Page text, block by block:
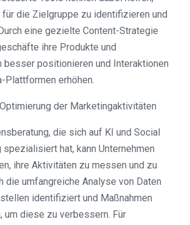
die Zielgruppe zu identifizieren und
eine gezielte Content-Strategie
ihre Produkte und
besser positionieren und Interaktionen
Plattformen erhöhen.
der Marketingaktivitäten
die sich auf KI und Social
spezialisiert hat, kann Unternehmen
ihre Aktivitäten zu messen und zu
die umfangreiche Analyse von Daten
identifiziert und Maßnahmen
um diese zu verbessern. Für